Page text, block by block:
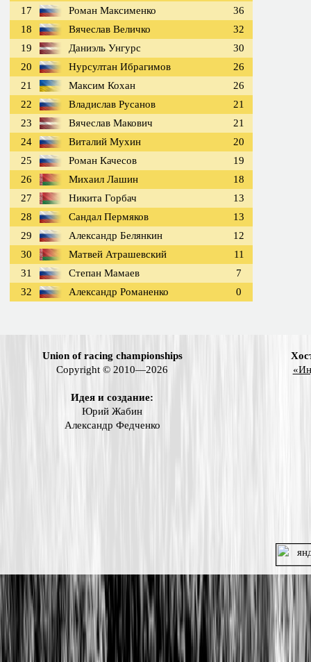
17 Роман Максименко
36
18
Вячеслав Величко
32
19
Даниэль Унгурс
30
20
Нурсултан Ибрагимов
26
21
Максим Кохан
26
22
Владислав Русанов
21
23
Вячеслав Макович
21
24
Виталий Мухин
20
25
Роман Качесов
19
26
Михаил Лашин
18
27
Никита Горбач
13
28
Сандал Пермяков
13
29
Александр Белянкин
12
30
Матвей Атрашевский
11
31
Степан Мамаев
7
32
Александр Романенко 0
Union of racing championships
Copyright © 2010—2026
Идея и создание:
Юрий Жабин
Александр Федченко